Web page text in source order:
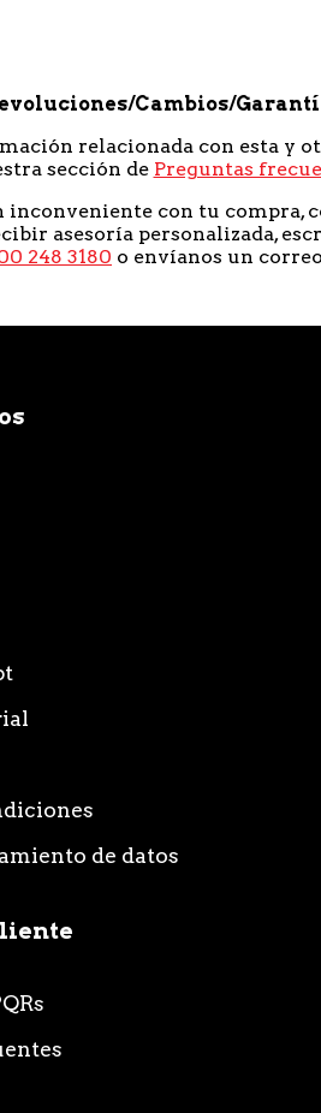
Cambios/
relacionada con esta y
sección de Preguntas
inconveniente con tu compra,
asesoría personalizada,
248 3180 o envíanos un
de datos